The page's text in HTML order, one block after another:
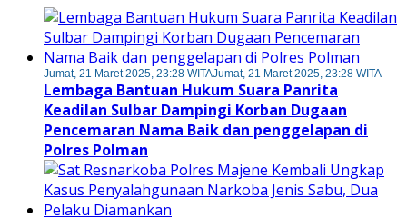
Jumat, 21 Maret 2025, 23:28 WITAJumat, 21 Maret 2025, 23:28 WITA
Lembaga Bantuan Hukum Suara Panrita
Keadilan Sulbar Dampingi Korban Dugaan
Pencemaran Nama Baik dan penggelapan di
Polres Polman